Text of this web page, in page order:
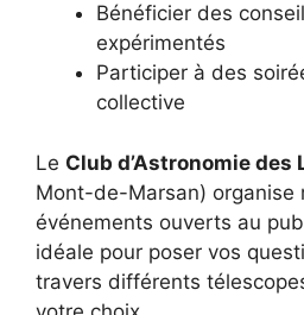
Bénéficier des
expérimentés
Participer à des
collective
Le Club d’Astronomie des
Mont-de-Marsan) organise
événements ouverts au
idéale pour poser vos
travers différents